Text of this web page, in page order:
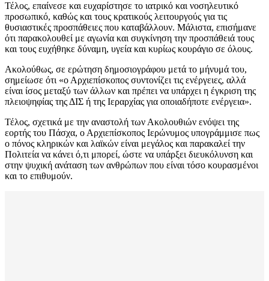
Τέλος, επαίνεσε και ευχαρίστησε το ιατρικό και νοσηλευτικό
προσωπικό, καθώς και τους κρατικούς λειτουργούς για τις
θυσιαστικές προσπάθειες που καταβάλλουν. Μάλιστα, επισήμανε
ότι παρακολουθεί με αγωνία και συγκίνηση την προσπάθειά τους
και τους ευχήθηκε δύναμη, υγεία και κυρίως κουράγιο σε όλους.
Ακολούθως, σε ερώτηση δημοσιογράφου μετά το μήνυμά του,
σημείωσε ότι «ο Αρχιεπίσκοπος συντονίζει τις ενέργειες, αλλά
είναι ίσος μεταξύ των άλλων και πρέπει να υπάρχει η έγκριση της
πλειοψηφίας της ΔΙΣ ή της Ιεραρχίας για οποιαδήποτε ενέργεια».
Τέλος, σχετικά με την αναστολή των Ακολουθιών ενόψει της
εορτής του Πάσχα, ο Αρχιεπίσκοπος Ιερώνυμος υπογράμμισε πως
ο πόνος κληρικών και λαϊκών είναι μεγάλος και παρακαλεί την
Πολιτεία να κάνει ό,τι μπορεί, ώστε να υπάρξει διευκόλυνση και
στην ψυχική ανάταση των ανθρώπων που είναι τόσο κουρασμένοι
και το επιθυμούν.